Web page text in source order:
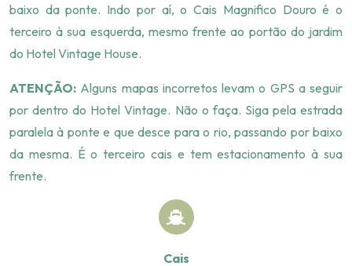
baixo da ponte. Indo por aí, o Cais Magnifico Douro é o
terceiro à sua esquerda, mesmo frente ao portão do jardim
do Hotel Vintage House.
ATENÇÃO: Alguns mapas incorretos levam o GPS a seguir
por dentro do Hotel Vintage. Não o faça. Siga pela estrada
paralela à ponte e que desce para o rio, passando por baixo
da mesma. É o terceiro cais e tem estacionamento à sua
frente.
Cais